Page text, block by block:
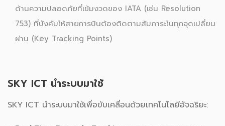
ด้านความปลอดภัยที่เข้มงวดของ IATA (เช่น Resolution
753) ที่บังคับให้สายการบินต้องติดตามสัมภาระในทุกจุดเปลี่ยน
ผ่าน (Key Tracking Points)
SKY ICT นำระบบมาใช้
SKY ICT นำระบบมาใช้เพื่อขับเคลื่อนด้วยเทคโนโลยีอัจฉริยะ: